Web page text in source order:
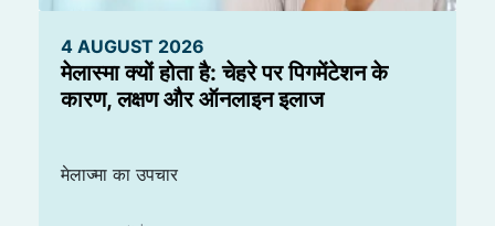
4 AUGUST 2026
मेलास्मा क्यों होता है: चेहरे पर पिगमेंटेशन के
कारण, लक्षण और ऑनलाइन इलाज
मेलाज्मा का उपचार